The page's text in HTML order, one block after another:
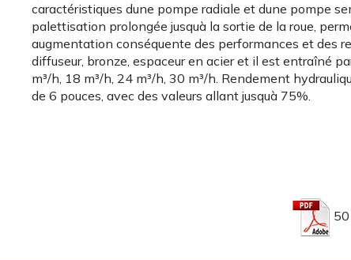
caractéristiques dune pompe radiale et dune pompe
palettisation prolongée jusquà la sortie de la roue,
augmentation conséquente des performances et des
diffuseur, bronze, espaceur en acier et il est entraîné
m³/h, 18 m³/h, 24 m³/h, 30 m³/h. Rendement
de 6 pouces, avec des valeurs allant jusquà 75%.